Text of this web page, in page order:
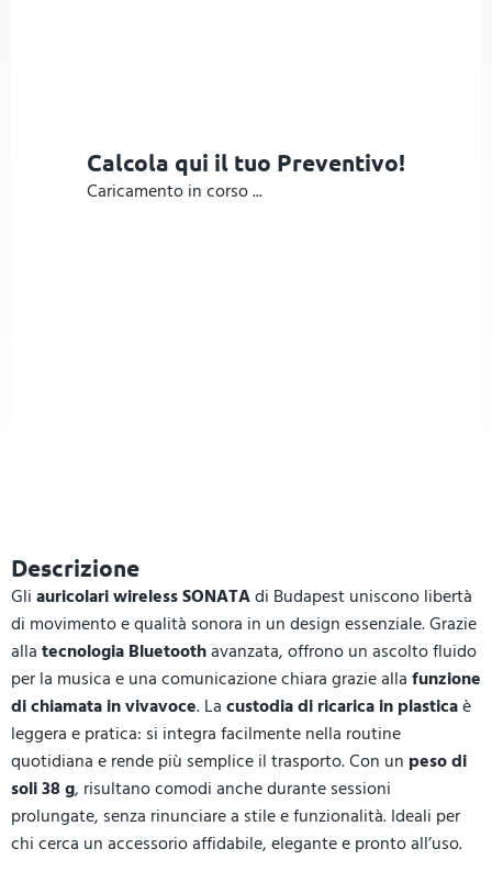
Calcola qui il tuo Preventivo!
Caricamento in corso ...
Descrizione
Gliauricolari wireless SONATAdi Budapest uniscono libertà
di movimento e qualità sonora in un design essenziale. Grazie
allatecnologia Bluetoothavanzata, offrono un ascolto fluido
per la musica e una comunicazione chiara grazie allafunzione
di chiamata in vivavoce. Lacustodia di ricarica in plasticaè
leggera e pratica: si integra facilmente nella routine
quotidiana e rende più semplice il trasporto. Con un peso di
soli 38 g, risultano comodi anche durante sessioni
prolungate, senza rinunciare a stile e funzionalità. Ideali per
chi cerca un accessorio affidabile, elegante e pronto all’uso.